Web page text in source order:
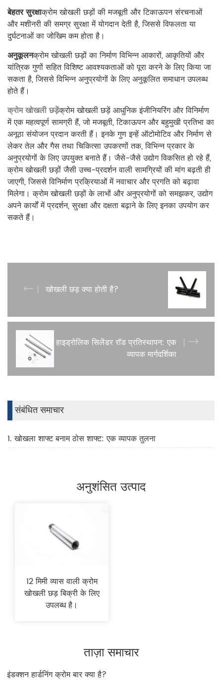
बेहतर सुरक्षाक्रोम खोखली छड़ों की मजबूती और टिकाऊपन संरचनाओं
और मशीनरी की समग्र सुरक्षा में योगदान देती है, जिससे विफलता या
दुर्घटनाओं का जोखिम कम होता है।
अनुकूलनक्रोम खोखली छड़ों का निर्माण विभिन्न आकारों, आकृतियों और
यांत्रिक गुणों सहित विशिष्ट आवश्यकताओं को पूरा करने के लिए किया जा
सकता है, जिससे विभिन्न अनुप्रयोगों के लिए अनुकूलित समाधान उपलब्ध
होते हैं।
क्रोम खोखली छड़ेंक्रोम खोखली छड़ें आधुनिक इंजीनियरिंग और विनिर्माण
में एक महत्वपूर्ण सामग्री हैं, जो मजबूती, टिकाऊपन और बहुमुखी प्रतिभा का
अनूठा संयोजन प्रदान करती हैं। इनके गुण इन्हें ऑटोमोटिव और निर्माण से
लेकर तेल और गैस तथा चिकित्सा उपकरणों तक, विभिन्न प्रकार के
अनुप्रयोगों के लिए उपयुक्त बनाते हैं। जैसे-जैसे उद्योग विकसित हो रहे हैं,
क्रोम खोखली छड़ों जैसी उच्च-प्रदर्शन वाली सामग्रियों की मांग बढ़ती ही
जाएगी, जिससे विनिर्माण प्रक्रियाओं में नवाचार और प्रगति को बढ़ावा
मिलेगा। क्रोम खोखली छड़ों के लाभों और अनुप्रयोगों को समझकर, उद्योग
अपने कार्यों में प्रदर्शन, सुरक्षा और दक्षता बढ़ाने के लिए इनका उपयोग कर
सकते हैं।
खोखली छड़ क्या होती है?
हाइड्रोलिक सिलेंडर रॉड प्रतिस्थापन: एक
व्यापक मार्गदर्शिका
संबंधित समाचार
1. खोखला शाफ्ट बनाम ठोस शाफ्ट: एक व्यापक तुलना
अनुशंसित उत्पाद
12 मिमी व्यास वाली क्रोम
खोखली छड़ बिक्री के लिए
उपलब्ध है।
ताज़ा समाचार
1. इंडक्शन हार्डनिंग क्रोम बार क्या है?